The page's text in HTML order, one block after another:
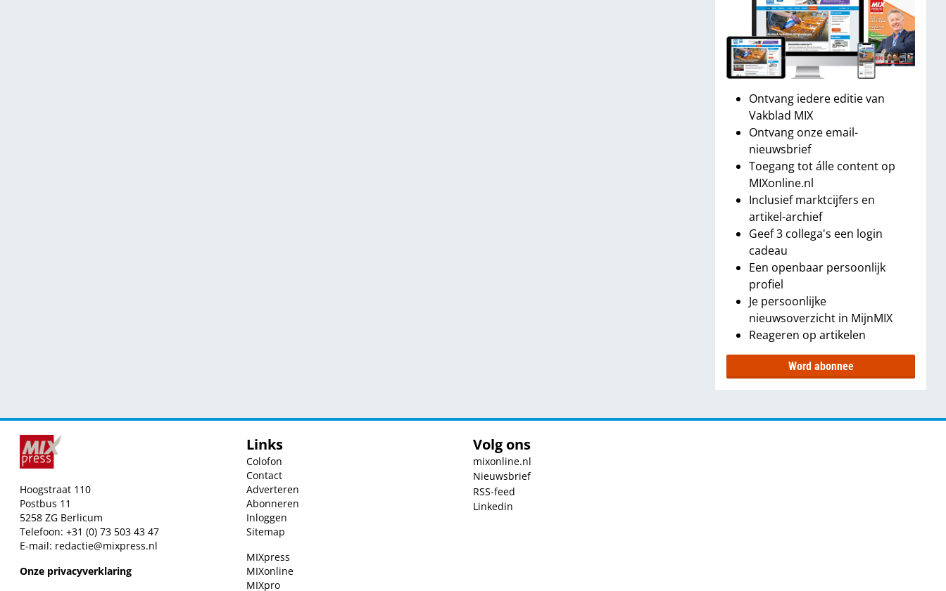
Ontvang iedere editie van
Vakblad MIX
Ontvang onze email-
nieuwsbrief
Toegang tot álle content op
MIXonline.nl
Inclusief marktcijfers en
artikel-archief
Geef 3 collega's een login
cadeau
Een openbaar persoonlijk
profiel
Je persoonlijke
nieuwsoverzicht in MijnMIX
Reageren op artikelen
Word abonnee
Hoogstraat 110
Postbus 11
5258 ZG Berlicum
Telefoon: +31 (0) 73 503 43 47
E-mail: redactie@mixpress.nl
Onze privacyverklaring
Links
Colofon
Contact
Adverteren
Abonneren
Inloggen
Sitemap
MIXpress
MIXonline
MIXpro
Volg ons
mixonline.nl
Nieuwsbrief
RSS-feed
Linkedin